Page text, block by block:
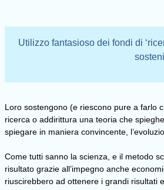
Utilizzo fantasioso dei fondi di
Loro sostengono (e riescono pure a farlo
ricerca o addirittura una teoria che
spiegare in maniera convincente,
Come tutti sanno la scienza, e il metodo
risultato grazie all’impegno anche
riuscirebbero ad ottenere i grandi risultati